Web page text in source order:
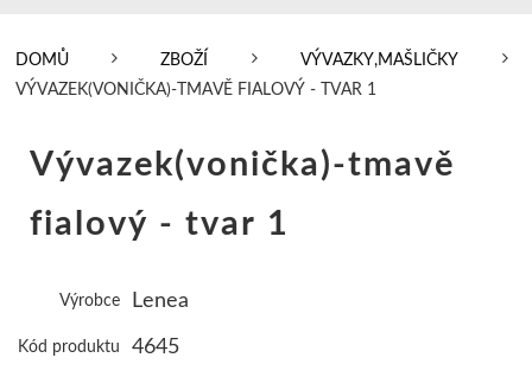
DOMŮ ZBOŽÍ
VÝVAZKY,MAŠLIČKY
VÝVAZEK(VONIČKA)-TMAVĚ FIALOVÝ - TVAR 1
Vývazek(vonička)-tmavě
fialový - tvar 1
Výrobce Lenea
Kód produktu 4645